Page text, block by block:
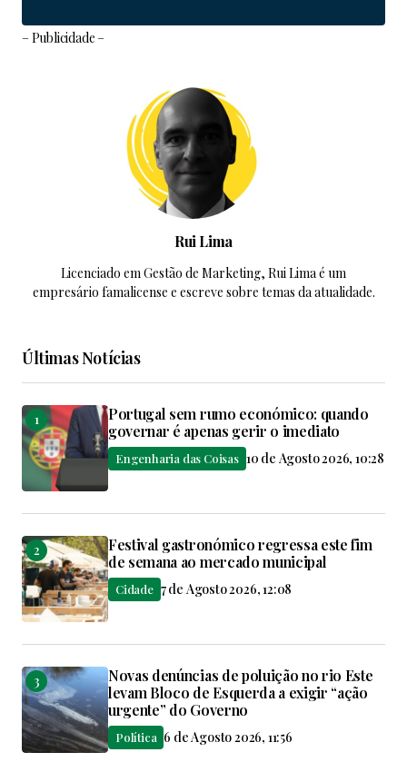
– Publicidade –
Rui Lima
Licenciado em Gestão de Marketing, Rui Lima é um
empresário famalicense e escreve sobre temas da atualidade.
Últimas Notícias
Portugal sem rumo económico: quando
governar é apenas gerir o imediato
Engenharia das Coisas 10 de Agosto 2026, 10:28
Festival gastronómico regressa este fim
de semana ao mercado municipal
Cidade 7 de Agosto 2026, 12:08
Novas denúncias de poluição no rio Este
levam Bloco de Esquerda a exigir “ação
urgente” do Governo
Política 6 de Agosto 2026, 11:56